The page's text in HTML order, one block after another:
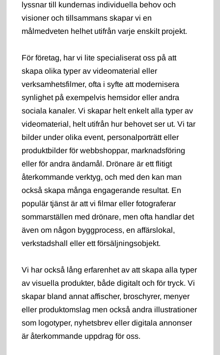
lyssnar till kundernas individuella behov och
visioner och tillsammans skapar vi en
målmedveten helhet utifrån varje enskilt projekt.
För företag, har vi lite specialiserat oss på att
skapa olika typer av videomaterial eller
verksamhetsfilmer, ofta i syfte att modernisera
synlighet på exempelvis hemsidor eller andra
sociala kanaler. Vi skapar helt enkelt alla typer av
videomaterial, helt utifrån hur behovet ser ut. Vi tar
bilder under olika event, personalporträtt eller
produktbilder för webbshoppar, marknadsföring
eller för andra ändamål. Drönare är ett flitigt
återkommande verktyg, och med den kan man
också skapa många engagerande resultat. En
populär tjänst är att vi filmar eller fotograferar
sommarställen med drönare, men ofta handlar det
även om någon byggprocess, en affärslokal,
verkstadshall eller ett försäljningsobjekt.
Vi har också lång erfarenhet av att skapa alla typer
av visuella produkter, både digitalt och för tryck. Vi
skapar bland annat affischer, broschyrer, menyer
eller produktomslag men också andra illustrationer
som logotyper, nyhetsbrev eller digitala annonser
är återkommande uppdrag för oss.